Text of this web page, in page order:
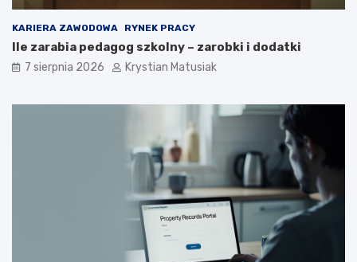
KARIERA ZAWODOWA RYNEK PRACY
Ile zarabia pedagog szkolny – zarobki i dodatki
7 sierpnia 2026 Krystian Matusiak